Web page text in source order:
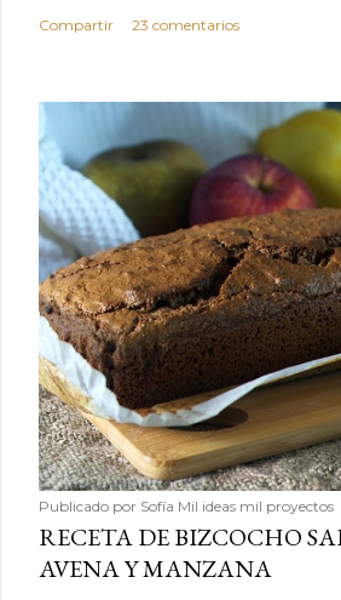
Compartir 23 comentarios
Publicado por Sofía Mil ideas mil proyectos
RECETA DE BIZCOCHO
AVENA Y MANZANA